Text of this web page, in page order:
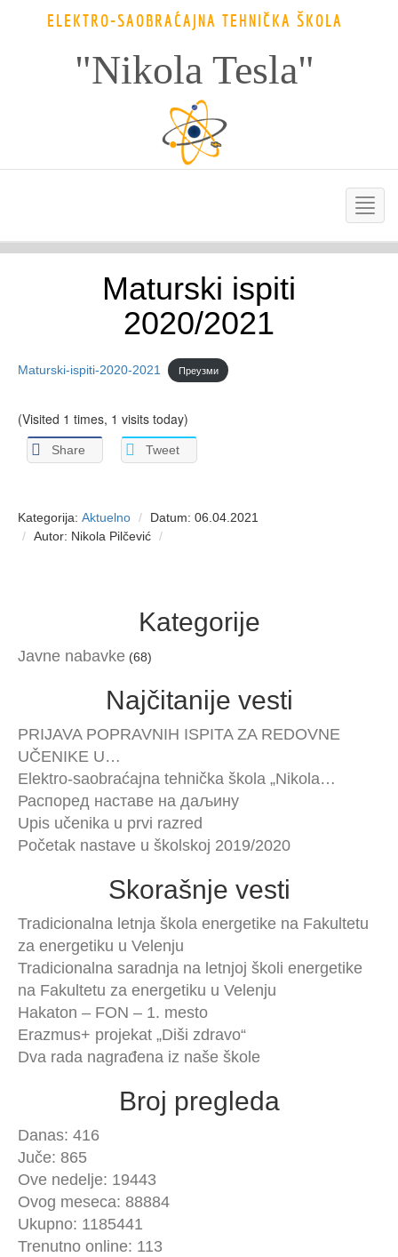
ELEKTRO-SAOBRAĆAJNA TEHNIČKA ŠKOLA
"Nikola Tesla"
Maturski ispiti
2020/2021
Maturski-ispiti-2020-2021 Преузми
(Visited 1 times, 1 visits today)
Share Tweet
Kategorija: Aktuelno
Datum: 06.04.2021
Autor: Nikola Pilčević
Kategorije
Javne nabavke (68)
Najčitanije vesti
PRIJAVA POPRAVNIH ISPITA ZA REDOVNE
UČENIKE U…
Elektro-saobraćajna tehnička škola „Nikola…
Распоред наставе на даљину
Upis učenika u prvi razred
Početak nastave u školskoj 2019/2020
Skorašnje vesti
Tradicionalna letnja škola energetike na Fakultetu
za energetiku u Velenju
Tradicionalna saradnja na letnjoj školi energetike
na Fakultetu za energetiku u Velenju
Hakaton – FON – 1. mesto
Erazmus+ projekat „Diši zdravo“
Dva rada nagrađena iz naše škole
Broj pregleda
Danas: 416
Juče: 865
Ove nedelje: 19443
Ovog meseca: 88884
Ukupno: 1185441
Trenutno online: 113